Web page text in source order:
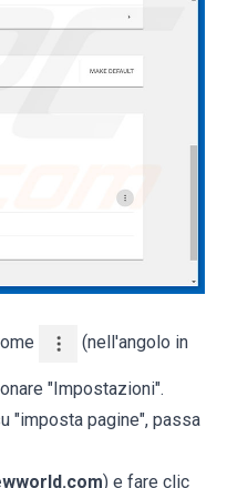
(nell'angolo in
"Impostazioni".
"imposta pagine", passa
) e fare clic